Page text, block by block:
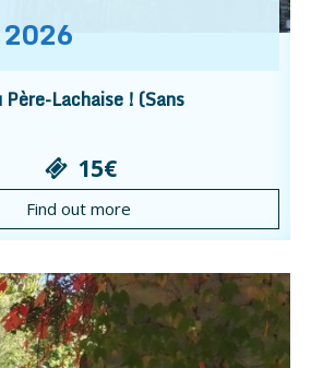
2026
Père-Lachaise ! (Sans
15€
Find out more